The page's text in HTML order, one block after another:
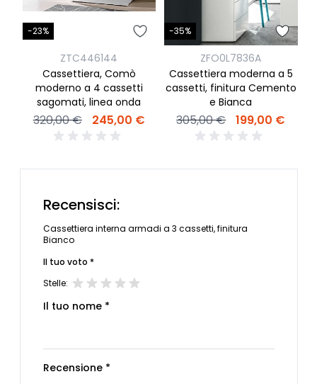
-23%
ZTC446144
Cassettiera, Comò
moderno a 4 cassetti
sagomati, linea onda
320,00 € 245,00 €
-35%
ZFO0L7836A
Cassettiera moderna a 5
cassetti, finitura Cemento
e Bianca
305,00 € 199,00 €
Recensisci:
Cassettiera interna armadi a 3 cassetti, finitura
Bianco
Il tuo voto *
Stelle:
Il tuo nome *
Recensione *